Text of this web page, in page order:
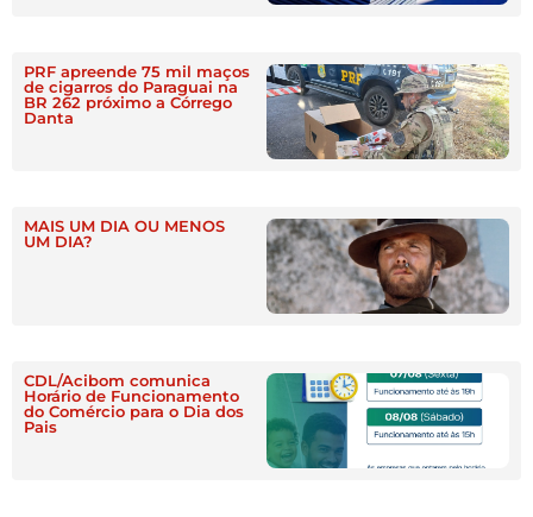
PRF apreende 75 mil maços
de cigarros do Paraguai na
BR 262 próximo a Córrego
Danta
MAIS UM DIA OU MENOS
UM DIA?
CDL/Acibom comunica
Horário de Funcionamento
do Comércio para o Dia dos
Pais